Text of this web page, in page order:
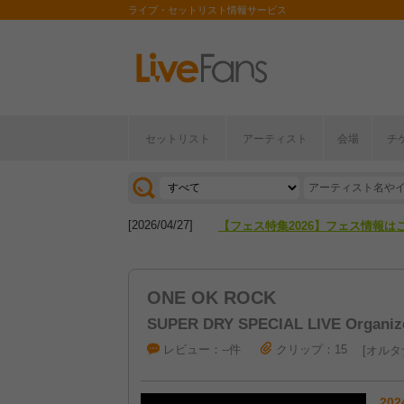
ライブ・セットリスト情報サービス
セットリスト アーティスト 会場 チ
[2026/07/28] 【ライブ動員ランキング】2026年
[2026/04/27] 【フェス特集2026】フェス情報は
ONE OK ROCK
SUPER DRY SPECIAL LIVE
レビュー：--件 クリップ：15 オル